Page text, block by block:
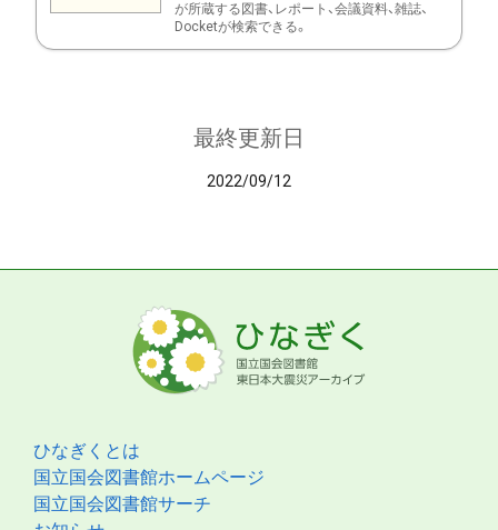
が所蔵する図書、レポート、会議資料、雑誌、
Docketが検索できる。
最終更新日
2022/09/12
ひなぎくとは
国立国会図書館ホームページ
国立国会図書館サーチ